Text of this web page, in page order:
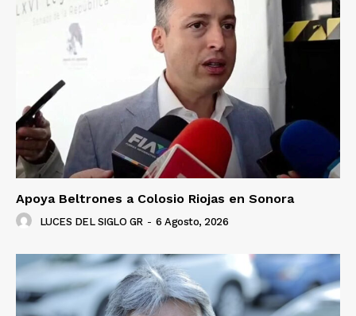
Apoya Beltrones a Colosio Riojas en Sonora
LUCES DEL SIGLO GR - 6 Agosto, 2026